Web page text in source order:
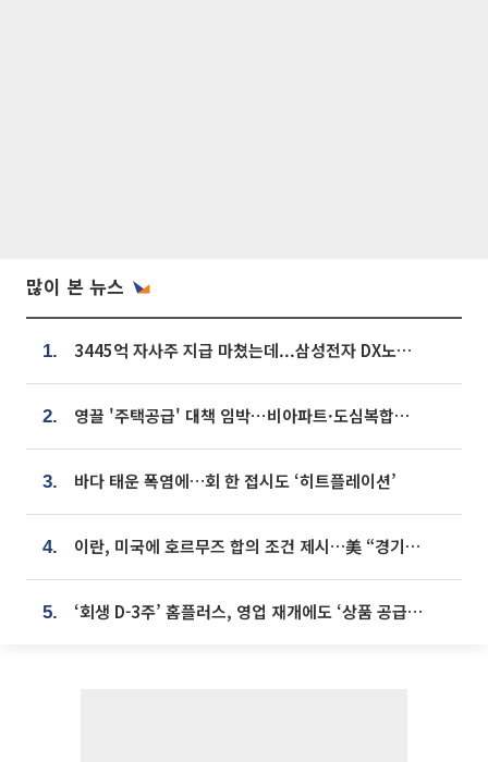
많이 본 뉴스
1. 3445억 자사주 지급 마쳤는데...삼성전자 DX노조, 뒤늦은 '떼쓰기 집회'
2. 영끌 '주택공급' 대책 임박⋯비아파트·도심복합까지 총동원
3. 바다 태운 폭염에…회 한 접시도 ‘히트플레이션’
4. 이란, 미국에 호르무즈 합의 조건 제시…美 “경기 아직 안 끝나” [종합]
5. ‘회생 D-3주’ 홈플러스, 영업 재개에도 ‘상품 공급망’ 복구가 생존 관건